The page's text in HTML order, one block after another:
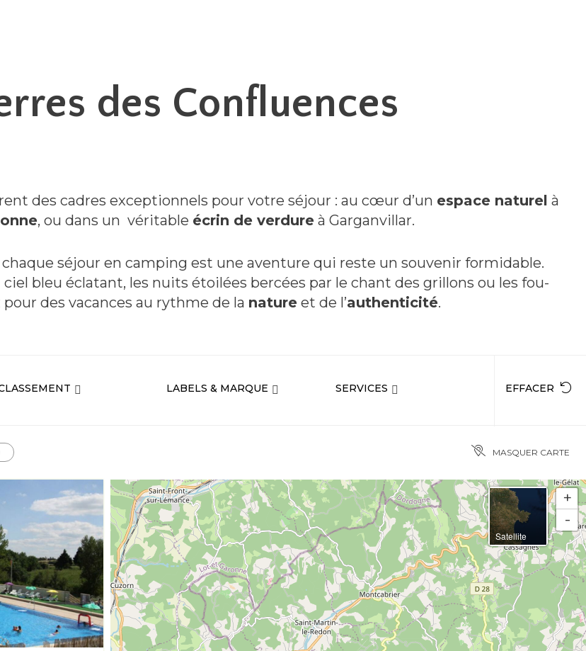
des Confluences
des cadres exceptionnels pour votre séjour : au cœur d’un espace naturel à
, ou dans un véritable écrin de verdure à Garganvillar.
chaque séjour en camping est une aventure qui reste un souvenir formidable.
ciel bleu éclatant, les nuits étoilées bercées par le chant des grillons ou les fou-
des vacances au rythme de la nature et de l’authenticité.
LABELS & MARQUE SERVICES EFFACER
MASQUER CARTE
+
-
Satellite